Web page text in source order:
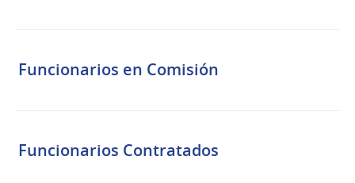
Funcionarios en Comisión
Funcionarios Contratados